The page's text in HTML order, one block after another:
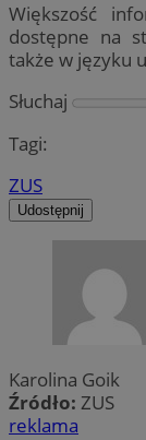
Większość
dostępne na
także w języku
Słuchaj
Tagi:
ZUS
Udostępnij
Karolina Goik
Źródło: ZUS
reklama